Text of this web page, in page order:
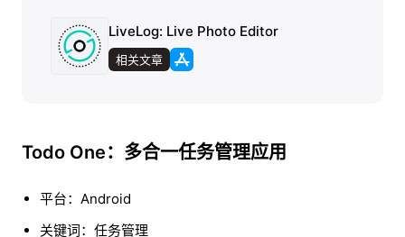
LiveLog: Live Photo Editor
相关文章
Todo One：多合一任务管理应用
平台：Android
关键词：任务管理